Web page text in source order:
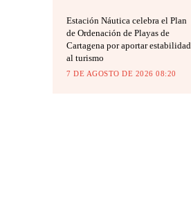
Estación Náutica celebra el Plan
de Ordenación de Playas de
Cartagena por aportar estabilidad
al turismo
7 DE AGOSTO DE 2026 08:20